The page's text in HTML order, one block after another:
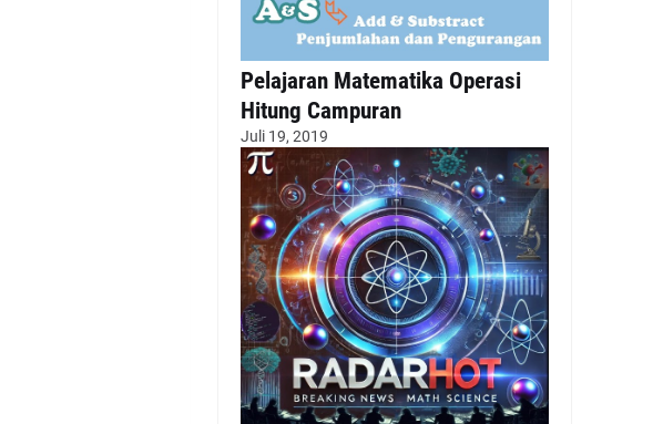
Pelajaran Matematika Operasi
Hitung Campuran
Juli 19, 2019